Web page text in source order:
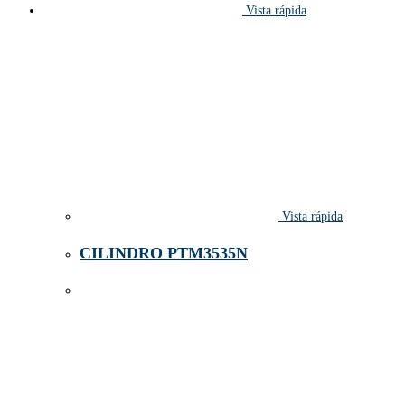
Vista rápida
Vista rápida
CILINDRO PTM3535N